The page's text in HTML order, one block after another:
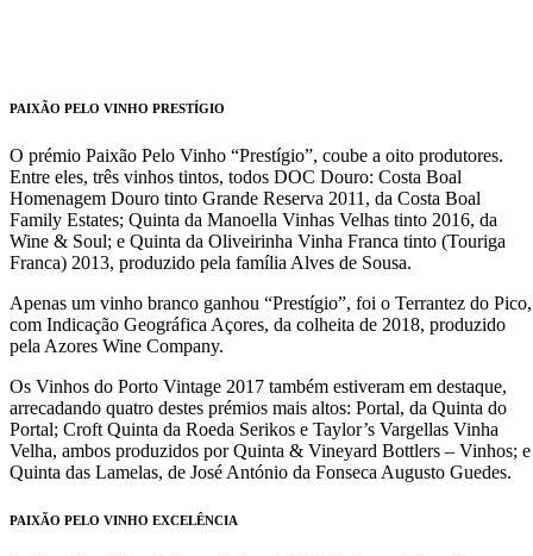
PAIXÃO PELO VINHO PRESTÍGIO
O prémio Paixão Pelo Vinho “Prestígio”, coube a oito produtores.
Entre eles, três vinhos tintos, todos DOC Douro: Costa Boal
Homenagem Douro tinto Grande Reserva 2011, da Costa Boal
Family Estates; Quinta da Manoella Vinhas Velhas tinto 2016, da
Wine & Soul; e Quinta da Oliveirinha Vinha Franca tinto (Touriga
Franca) 2013, produzido pela família Alves de Sousa.
Apenas um vinho branco ganhou “Prestígio”, foi o Terrantez do Pico,
com Indicação Geográfica Açores, da colheita de 2018, produzido
pela Azores Wine Company.
Os Vinhos do Porto Vintage 2017 também estiveram em destaque,
arrecadando quatro destes prémios mais altos: Portal, da Quinta do
Portal; Croft Quinta da Roeda Serikos e Taylor’s Vargellas Vinha
Velha, ambos produzidos por Quinta & Vineyard Bottlers – Vinhos; e
Quinta das Lamelas, de José António da Fonseca Augusto Guedes.
PAIXÃO PELO VINHO EXCELÊNCIA